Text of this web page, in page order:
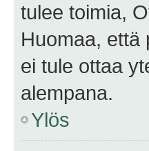
tulee toimia,
Huomaa, että
ei tule ottaa
alempana.
Ylös